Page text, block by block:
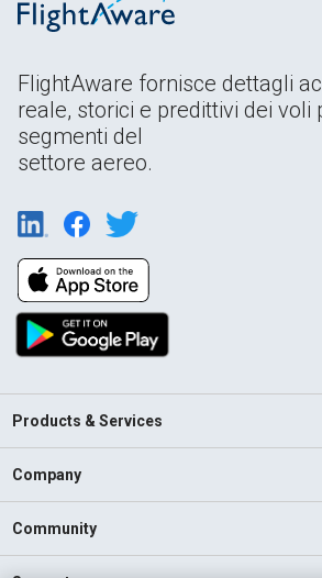
FlightAware fornisce dettagli
reale, storici e predittivi dei voli
segmenti del
settore aereo.
Products & Services
Company
Community